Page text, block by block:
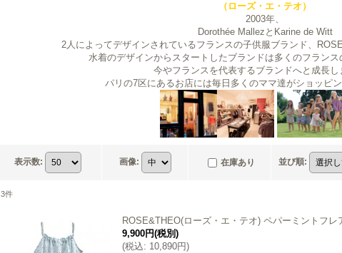
（ローズ・エ・テオ）
2003年、
Dorothée MallezとKarine de Witt
2人によってデザインされているフランスの子供服ブランド、
水着のデザインからスタートしたブランドは多くのフランス
今やフランスを代表するブランドへと成長し
パリの7区にあるお店には毎日多くのママ達がショッピン
表示数: 画像: 在庫あり 並び順:
3件
ROSE&THEO(ローズ・エ・テオ) ペパーミントフレ
9,900円(税別)
(税込: 10,890円)